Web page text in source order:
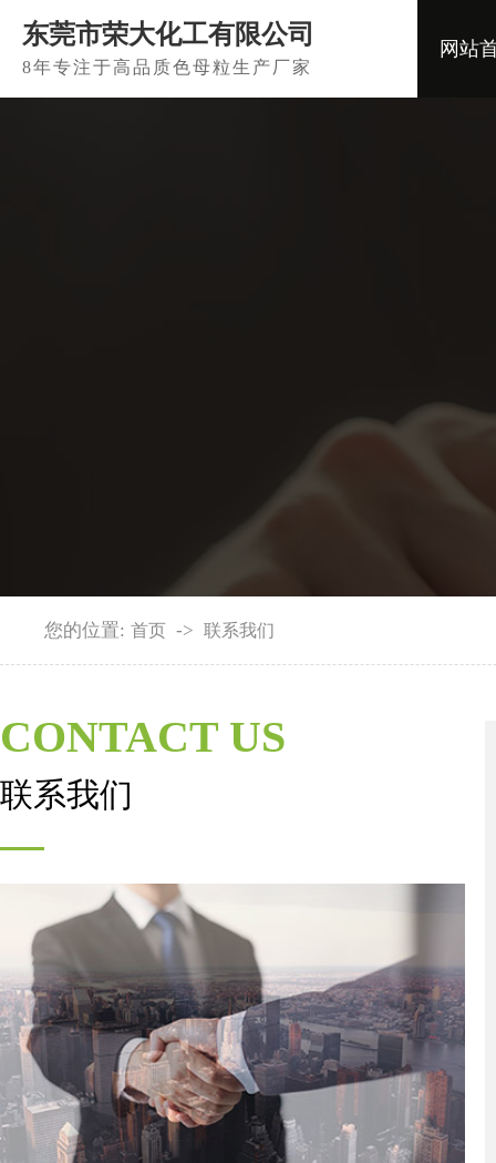
东莞市荣大化工有限公司
8年专注于高品质色母粒生产厂家
网站
您的位置: 首页 -> 联系我们
CONTACT US
联系我们